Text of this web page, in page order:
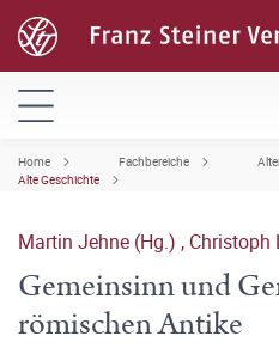
Home Fachbereiche
Alte Geschichte
Martin Jehne (Hg.) , Christoph
Gemeinsinn und
römischen Antike